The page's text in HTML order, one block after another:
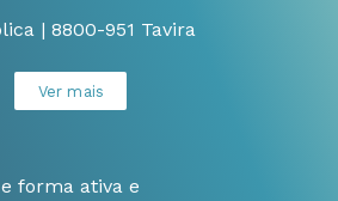
| 8800-951 Tavira
Ver mais
forma ativa e